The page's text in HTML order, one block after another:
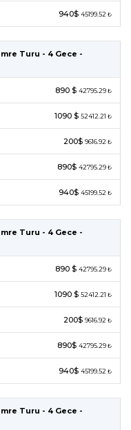
940$ 45199.52 ₺
Turu - 4 Gece -
890 $ 42795.29 ₺
1090 $ 52412.21 ₺
200$ 9616.92 ₺
890$ 42795.29 ₺
940$ 45199.52 ₺
Turu - 4 Gece -
890 $ 42795.29 ₺
1090 $ 52412.21 ₺
200$ 9616.92 ₺
890$ 42795.29 ₺
940$ 45199.52 ₺
Turu - 4 Gece -